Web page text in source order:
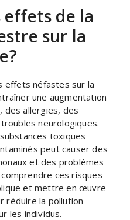
effets de la
sur la
effets néfastes sur la
une augmentation
des allergies, des
neurologiques.
toxiques
peut causer des
et des problèmes
ces risques
et mettre en œuvre
réduire la pollution
les individus.